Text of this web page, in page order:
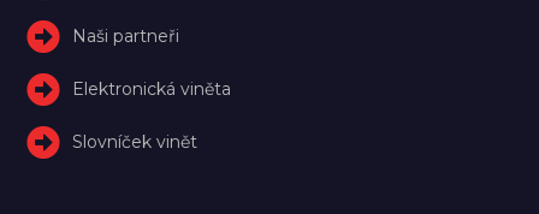
Naši partneři
Elektronická viněta
Slovníček vinět